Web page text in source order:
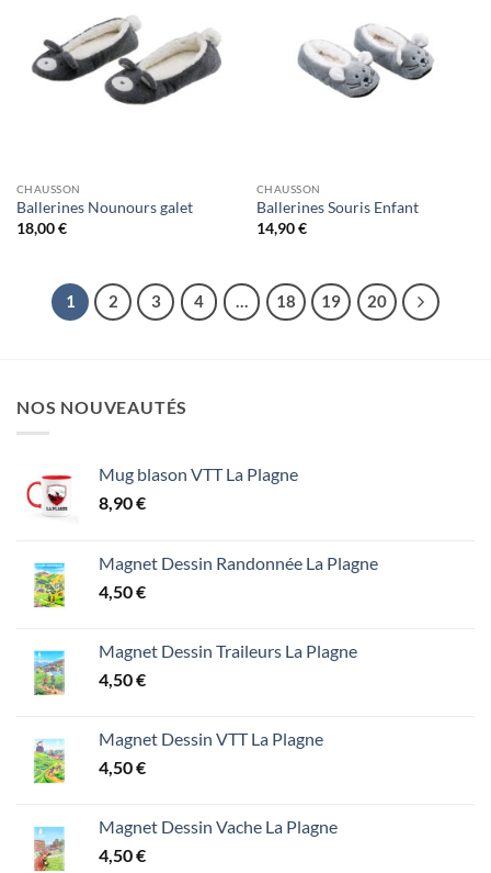
CHAUSSON
Ballerines Nounours galet
18,00€
CHAUSSON
Ballerines Souris Enfant
14,90€
1 2 3 4 … 18 19 20
NOS NOUVEAUTÉS
Mug blason VTT La Plagne
8,90€
Magnet Dessin Randonnée La Plagne
4,50€
Magnet Dessin Traileurs La Plagne
4,50€
Magnet Dessin VTT La Plagne
4,50€
Magnet Dessin Vache La Plagne
4,50€